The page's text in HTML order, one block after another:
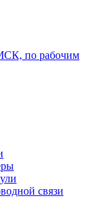
по рабочим
связи